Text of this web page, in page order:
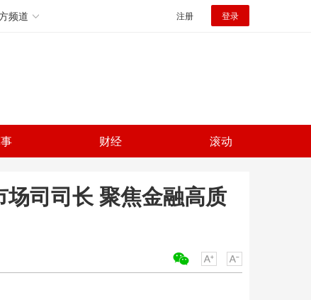
频道 注册 登录
财经 滚动
司司长 聚焦金融高质